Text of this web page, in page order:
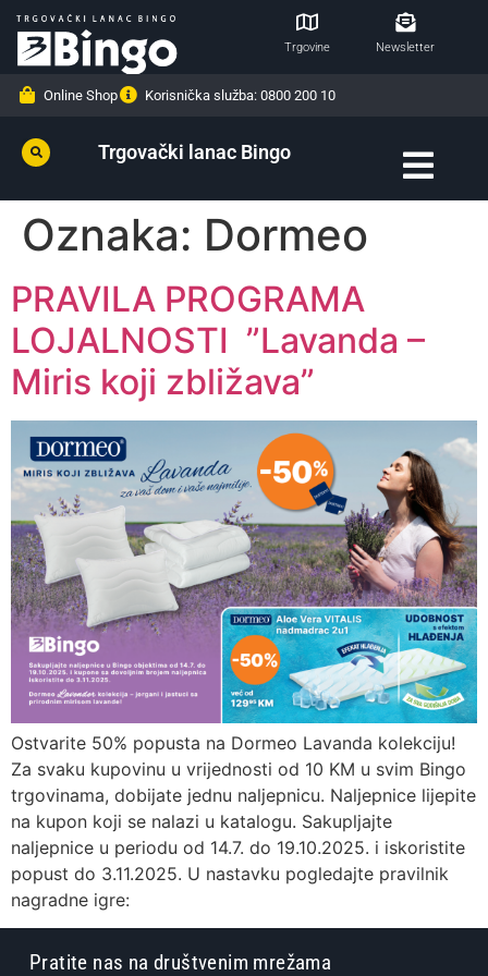
Trgovine Newsletter
Online Shop Korisnička služba: 0800 200 10
Trgovački lanac Bingo
Oznaka: Dormeo
PRAVILA PROGRAMA
LOJALNOSTI ”Lavanda –
Miris koji zbližava”
Ostvarite 50% popusta na Dormeo Lavanda kolekciju!
Za svaku kupovinu u vrijednosti od 10 KM u svim Bingo
trgovinama, dobijate jednu naljepnicu. Naljepnice lijepite
na kupon koji se nalazi u katalogu. Sakupljajte
naljepnice u periodu od 14.7. do 19.10.2025. i iskoristite
popust do 3.11.2025. U nastavku pogledajte pravilnik
nagradne igre:
Pratite nas na društvenim mrežama